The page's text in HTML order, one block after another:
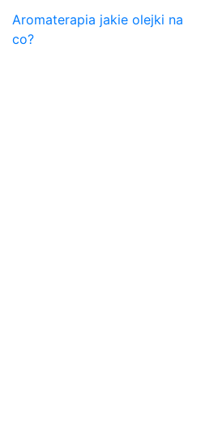
Aromaterapia jakie olejki na
co?